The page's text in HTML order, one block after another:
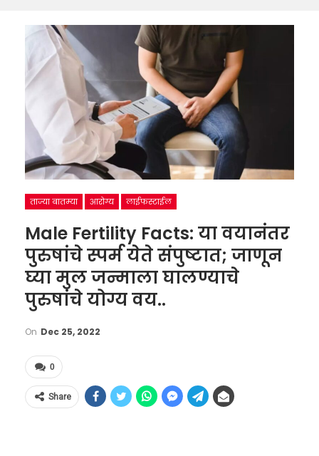
ताज्या बातम्या आरोग्य लाईफस्टाईल
Male Fertility Facts: या वयानंतर
पुरुषांचे स्पर्म येते संपुष्टात; जाणून
घ्या मुल जन्माला घालण्याचे
पुरुषांचे योग्य वय..
On Dec 25, 2022
0
Share